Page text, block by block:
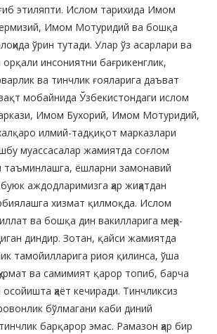
этиляпти. Ислом тарихида Имом
Имом Мотуридий ва бошқа
ўрин тутади. Улар ўз асарлари ва
инсониятни бағрикенглик,
ва тинчлик ғояларига даъват
мобайнида Ўзбекистондаги ислом
Имом Бухорий, Имом Мотуридий,
илмий-тадқиқот марказлари
муассасалар жамиятда соғлом
таъминлашга, ёшларни замонавий
аждодларимизга ҳар жиҳатдан
хизмат қилмоқда. Ислом
ва бошқа дин вакилларига меҳр-
диндир. Зотан, қайси жамиятда
тамойилларига риоя қилинса, ўша
ва самимият қарор топиб, барча
ҳаёт кечиради. Тинчликсиз
бўлмагани каби диний
барқарор эмас. Рамазон ҳар бир